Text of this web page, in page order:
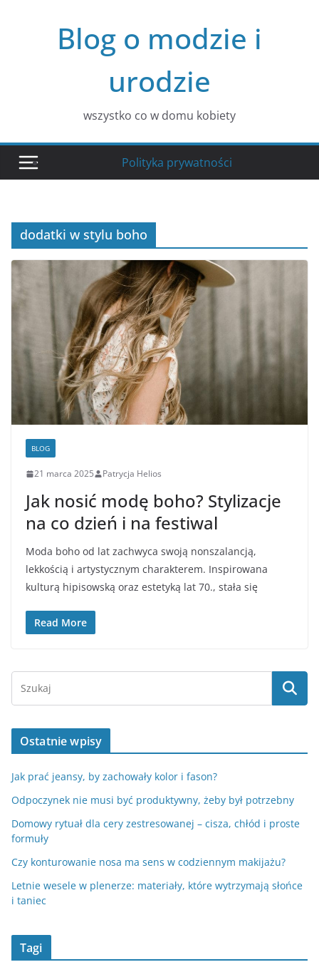
Blog o modzie i
urodzie
wszystko co w domu kobiety
Polityka prywatności
dodatki w stylu boho
BLOG
21 marca 2025 Patrycja Helios
Jak nosić modę boho? Stylizacje
na co dzień i na festiwal
Moda boho od lat zachwyca swoją nonszalancją,
lekkością i artystycznym charakterem. Inspirowana
kulturą hipisowską oraz estetyką lat 70., stała się
Read More
Ostatnie wpisy
Jak prać jeansy, by zachowały kolor i fason?
Odpoczynek nie musi być produktywny, żeby był potrzebny
Domowy rytuał dla cery zestresowanej – cisza, chłód i proste
formuły
Czy konturowanie nosa ma sens w codziennym makijażu?
Letnie wesele w plenerze: materiały, które wytrzymają słońce
i taniec
Tagi